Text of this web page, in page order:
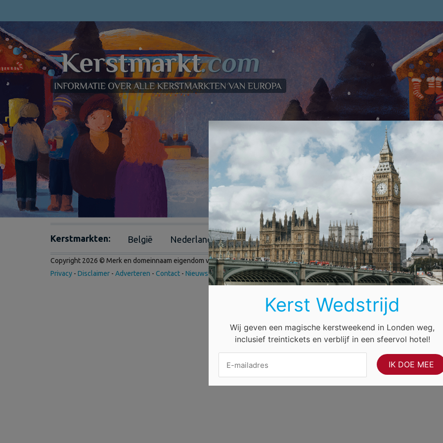
Kerstmarkten: België Nederland Duitsland Frankrijk Engeland Oostenrijk
Copyright 2026 © Merk en domeinnaam eigendom vanInternet Ventures. Website beheerd doorVolo Media.
Privacy - Disclaimer - Adverteren - Contact - Nieuwsbrief
Kerst Wedstrijd
Wij geven een magische kerstweekend in Londen weg,
inclusief treintickets en verblijf in een sfeervol hotel!